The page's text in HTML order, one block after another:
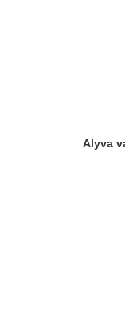
Alyva